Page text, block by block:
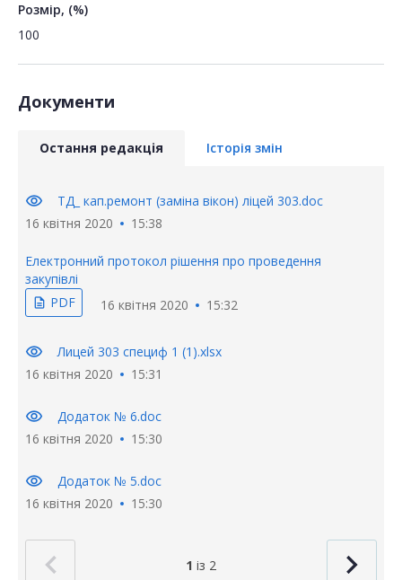
Розмір, (%)
100
Документи
Остання редакція Історія змін
visibility
ТД_ кап.ремонт (заміна вікон) ліцей 303.doc
16 квітня 2020
15:38
Електронний протокол рішення про проведення
закупівлі
description PDF 16 квітня 2020 15:32
visibility
Лицей 303 специф 1 (1).xlsx
16 квітня 2020
15:31
visibility
Додаток № 6.doc
16 квітня 2020
15:30
visibility
Додаток № 5.doc
16 квітня 2020
15:30
1 із 2